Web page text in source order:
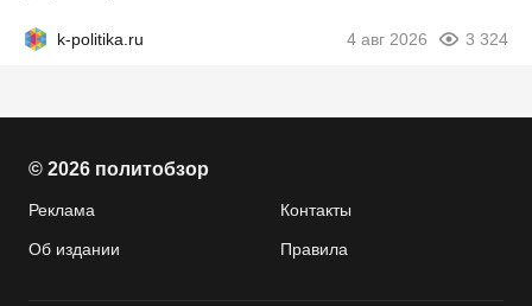
k-politika.ru 4 авг 2026 3 324
© 2026 политобзор
Реклама Контакты
Об издании Правила